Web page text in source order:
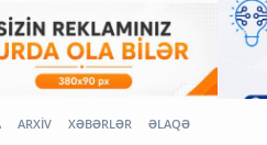
ARXİV XƏBƏRLƏR ƏLAQƏ